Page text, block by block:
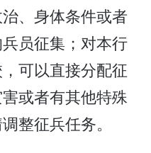
、身体条件或者
员征集；对本行
可以直接分配征
或者有其他特殊
整征兵任务。